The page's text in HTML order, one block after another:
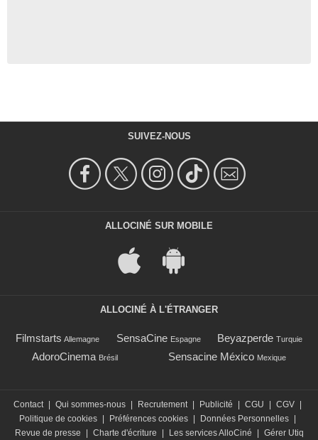
SUIVEZ-NOUS
ALLOCINÉ SUR MOBILE
ALLOCINÉ À L'ÉTRANGER
Filmstarts Allemagne SensaCine Espagne Beyazperde Turquie
AdoroCinema Brésil Sensacine México Mexique
Contact | Qui sommes-nous | Recrutement | Publicité | CGU | CGV |
Politique de cookies | Préférences cookies | Données Personnelles |
Revue de presse
| Charte d'écriture | Les services AlloCiné | Gérer Utiq